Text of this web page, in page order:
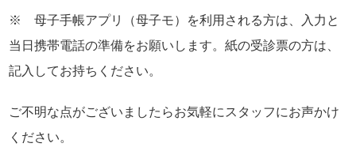
※ 母子手帳アプリ（母子モ）を利用される方は、入力と
当日携帯電話の準備をお願いします。紙の受診票の方は、
記入してお持ちください。
ご不明な点がございましたらお気軽にスタッフにお声かけ
ください。